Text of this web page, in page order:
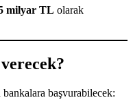
milyar TL olarak
başvurabilecek: